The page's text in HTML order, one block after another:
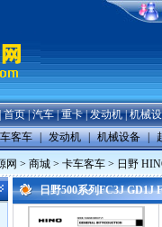
首页|汽车|重卡|发动机|机械
客车 | 发动机 | 机械设备 |
网 > 商城 > 卡车客车 > 日野
日野500系列FC3J GD1J